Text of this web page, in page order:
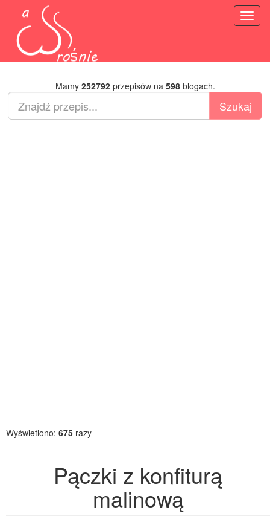
Mamy 252792przepisów na 598blogach.
Wyświetlono: 675 razy
Pączki z konfiturą
malinową